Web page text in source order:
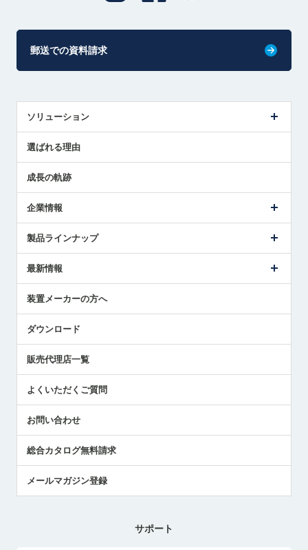
郵送での資料請求
ソリューション
解決策提案
選ばれる理由
成長の軌跡
企業情報
ごあいさつ
受賞履歴
採用情報
国/地域/言語
製品ラインナップ
ツールセッタ製品
エアマイクロセンサ製品
最新情報
メトロールの技術
社員ブログ
中小企業のBCP地震対策
センサのテクニカルガイド
社長ブログ
装置メーカーの方へ
ダウンロード
販売代理店一覧
よくいただくご質問
お問い合わせ
総合カタログ無料請求
メールマガジン登録
サポート